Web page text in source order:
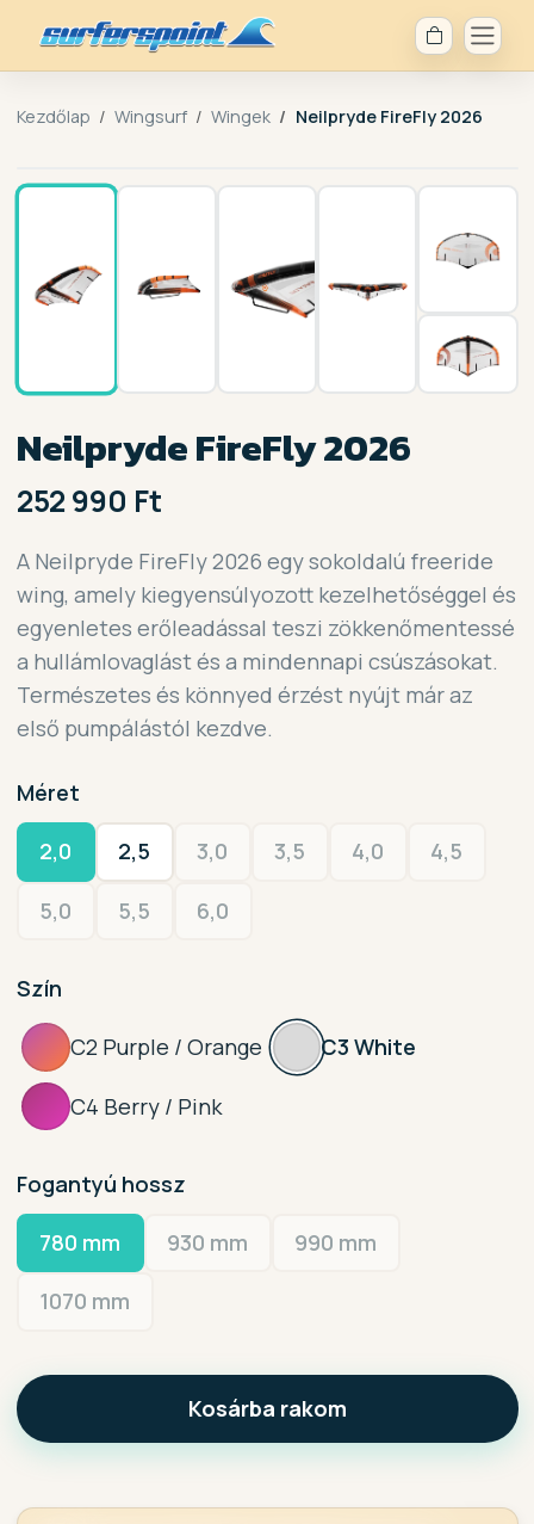
Kezdőlap Wingsurf Wingek Neilpryde FireFly 2026
Neilpryde FireFly 2026
252 990 Ft
A Neilpryde FireFly 2026 egy sokoldalú freeride
wing, amely kiegyensúlyozott kezelhetőséggel és
egyenletes erőleadással teszi zökkenőmentessé
a hullámlovaglást és a mindennapi csúszásokat.
Természetes és könnyed érzést nyújt már az
első pumpálástól kezdve.
Méret
2,0 2,5 3,0 3,5 4,0 4,5
5,0 5,5 6,0
Szín
C2 Purple / Orange C3 White
C4 Berry / Pink
Fogantyú hossz
780 mm 930 mm 990 mm
1070 mm
Kosárba rakom